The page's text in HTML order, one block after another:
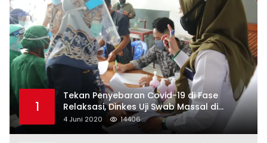
1
Tekan Penyebaran Covid-19 di Fase
Relaksasi, Dinkes Uji Swab Massal di
Pelabuhan Samarinda
4 Juni 2020 14406